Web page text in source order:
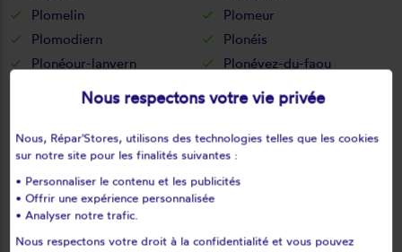
Plomelin
Plomeur
Plomodiern
Plonéis
Plonéour-lanvern
Plonévez-du-faou
Plonévez-porzay
Plouarzel
Ploudaniel
Ploudiry
Plouédern
Plouégat-guérand
Plouégat-guerrand
Plouégat-moysan
Plouénan
Plouescat
Plougar
Nous respectons votre vie privée
Nous, Répar'Stores, utilisons des technologies telles que les cookies
sur notre site pour les finalités suivantes :
• Personnaliser le contenu et les publicités
• Offrir une expérience personnalisée
• Analyser notre trafic.
Nous respectons votre droit à la confidentialité et vous pouvez